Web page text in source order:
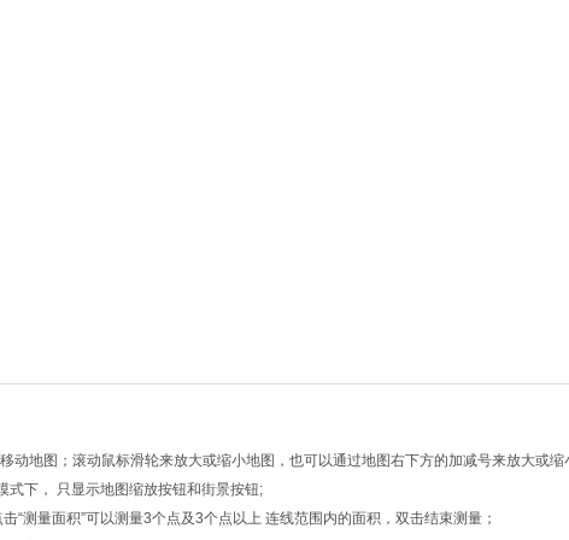
地图；滚动鼠标滑轮来放大或缩小地图，也可以通过地图右下方的加减号来放大或缩
式下， 只显示地图缩放按钮和街景按钮;
测量面积”可以测量3个点及3个点以上 连线范围内的面积，双击结束测量；